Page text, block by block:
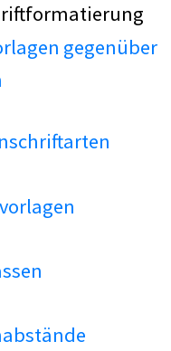
gegenüber